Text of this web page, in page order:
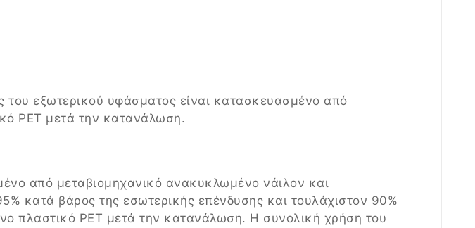
εξωτερικού υφάσματος είναι κατασκευασμένο από
PET μετά την κατανάλωση.
από μεταβιομηχανικό ανακυκλωμένο νάιλον και
κατά βάρος της εσωτερικής επένδυσης και τουλάχιστον 90%
πλαστικό PET μετά την κατανάλωση. Η συνολική χρήση του